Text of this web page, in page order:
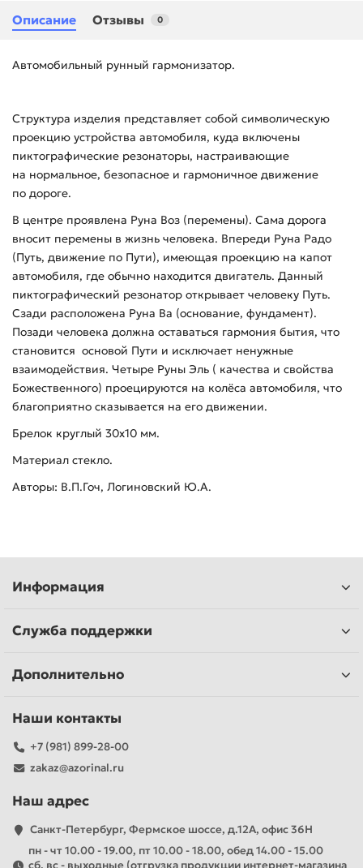
Описание Отзывы 0
Автомобильный рунный гармонизатор.
Структура изделия представляет собой символическую
проекцию устройства автомобиля, куда включены
пиктографические резонаторы, настраивающие
на нормальное, безопасное и гармоничное движение
по дороге.
В центре проявлена Руна Воз (перемены). Сама дорога
вносит перемены в жизнь человека. Впереди Руна Радо
(Путь, движение по Пути), имеющая проекцию на капот
автомобиля, где обычно находится двигатель. Данный
пиктографический резонатор открывает человеку Путь.
Сзади расположена Руна Ва (основание, фундамент).
Позади человека должна оставаться гармония бытия, что
становится основой Пути и исключает ненужные
взаимодействия. Четыре Руны Эль ( качества и свойства
Божественного) проецируются на колёса автомобиля, что
благоприятно сказывается на его движении.
Брелок круглый 30х10 мм.
Материал стекло.
Авторы: В.П.Гоч, Логиновский Ю.А.
Информация
Служба поддержки
Дополнительно
Наши контакты
+7 (981) 899-28-00
zakaz@azorinal.ru
Наш адрес
Санкт-Петербург, Фермское шоссе, д.12А, офис 36Н
пн - чт 10.00 - 19.00, пт 10.00 - 18.00, обед 14.00 - 15.00
сб, вс - выходные (отгрузка продукции интернет-магазина